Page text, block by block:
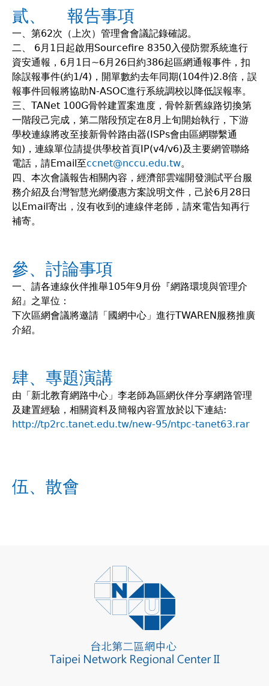
貳、 報告事項
一、第62次（上次）管理會會議記錄確認。
二、 6月1日起啟用Sourcefire 8350入侵防禦系統進行
資安通報，6月1日~6月26日約386起區網通報事件，扣
除誤報事件(約1/4)，開單數約去年同期(104件)2.8倍，誤
報事件回報將協助N-ASOC進行系統調校以降低誤報率。
三、TANet 100G骨幹建置案進度，骨幹新舊線路切換第
一階段己完成，第二階段預定在8月上旬開始執行，下游
學校連線將改至接新骨幹路由器(ISPs會由區網聯繫通
知)，連線單位請提供學校首頁IP(v4/v6)及主要網管聯絡
電話，請Email至ccnet@nccu.edu.tw。
四、本次會議報告相關內容，經濟部雲端開發測試平台服
務介紹及台灣智慧光網優惠方案說明文件，己於6月28日
以Email寄出，沒有收到的連線伴老師，請來電告知再行
補寄。
參、討論事項
一、請各連線伙伴推舉105年9月份『網路環境與管理介
紹』之單位：
下次區網會議將邀請「國網中心」進行TWAREN服務推廣
介紹。
肆、專題演講
由「新北教育網路中心」李老師為區網伙伴分享網路管理
及建置經驗，相關資料及簡報內容置放於以下連結:
http://tp2rc.tanet.edu.tw/new-95/ntpc-tanet63.rar
伍、散會